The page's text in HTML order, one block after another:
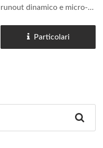
runout dinamico e micro-
fabbricazione di strutture
in acciaio pesante, il
Particolari